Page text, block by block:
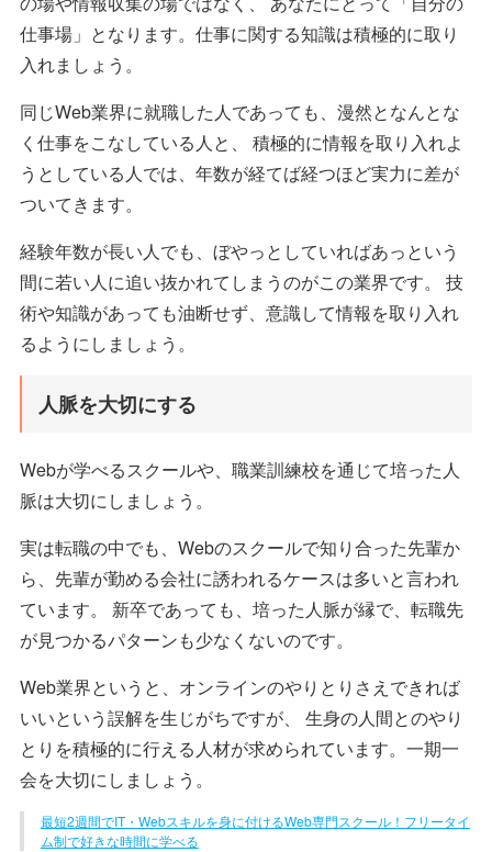
仕事場」となります。仕事に関する知識は積極的に取り
入れましょう。
同じWeb業界に就職した人であっても、漫然となんとな
く仕事をこなしている人と、 積極的に情報を取り入れよ
うとしている人では、年数が経てば経つほど実力に差が
ついてきます。
経験年数が長い人でも、ぼやっとしていればあっという
間に若い人に追い抜かれてしまうのがこの業界です。 技
術や知識があっても油断せず、意識して情報を取り入れ
るようにしましょう。
人脈を大切にする
Webが学べるスクールや、職業訓練校を通じて培った人
脈は大切にしましょう。
実は転職の中でも、Webのスクールで知り合った先輩か
ら、先輩が勤める会社に誘われるケースは多いと言われ
ています。 新卒であっても、培った人脈が縁で、転職先
が見つかるパターンも少なくないのです。
Web業界というと、オンラインのやりとりさえできれば
いいという誤解を生じがちですが、 生身の人間とのやり
とりを積極的に行える人材が求められています。一期一
会を大切にしましょう。
最短2週間でIT・Webスキルを身に付けるWeb専門スクール！フリータイ
ム制で好きな時間に学べる